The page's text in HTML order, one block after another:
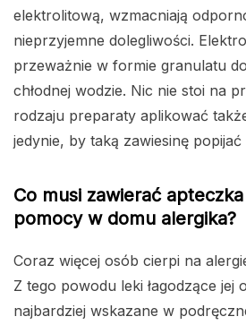
elektrolitową, wzmacniają
nieprzyjemne dolegliwości.
przeważnie w formie granulatu
chłodnej wodzie. Nic nie stoi na
rodzaju preparaty aplikować
jedynie, by taką zawiesinę popijać
Co musi zawierać
pomocy w domu alergika?
Coraz więcej osób cierpi na
Z tego powodu leki łagodzące jej
najbardziej wskazane w